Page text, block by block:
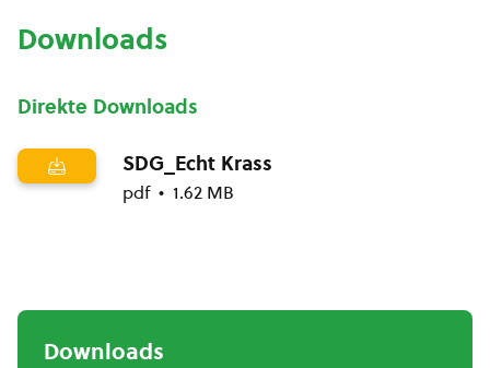
Downloads
Direkte Downloads
SDG_Echt Krass
pdf 1.62 MB
Downloads